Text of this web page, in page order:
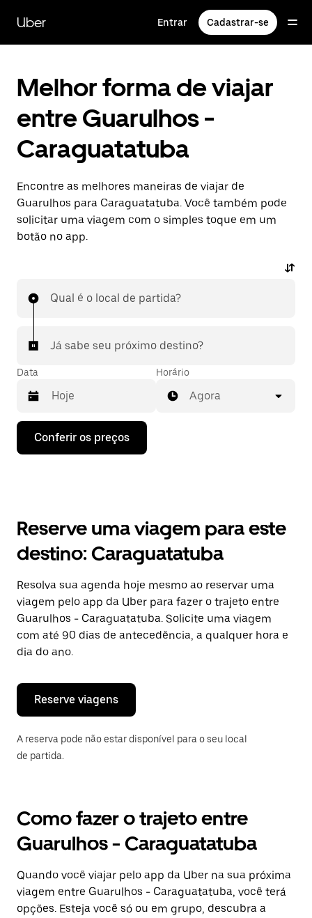
para
conteúdo
Uber Entrar Cadastrar-se
Melhor forma de viajar
entre Guarulhos -
Caraguatatuba
Encontre as melhores maneiras de viajar de
Guarulhos para Caraguatatuba. Você também pode
solicitar uma viagem com o simples toque em um
botão no app.
Qual é o local de partida?
Já sabe seu próximo destino?
Data
Pressione
seta
o
e
uma
data.
Pressione
a
tecla
“ESC”
para
o
calendário.
Horário
Agora
Conferir os preços
Reserve uma viagem para este
destino: Caraguatatuba
Resolva sua agenda hoje mesmo ao reservar uma
viagem pelo app da Uber para fazer o trajeto entre
Guarulhos - Caraguatatuba. Solicite uma viagem
com até 90 dias de antecedência, a qualquer hora e
dia do ano.
Reserve viagens
A reserva pode não estar disponível para o seu local
de partida.
Como fazer o trajeto entre
Guarulhos - Caraguatatuba
Quando você viajar pelo app da Uber na sua próxima
viagem entre Guarulhos - Caraguatatuba, você terá
opções. Esteja você só ou em grupo, descubra a